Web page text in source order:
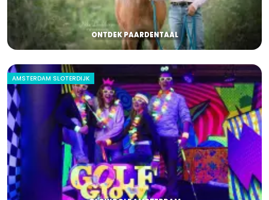
ONTDEK PAARDENTAAL
AMSTERDAM SLOTERDIJK